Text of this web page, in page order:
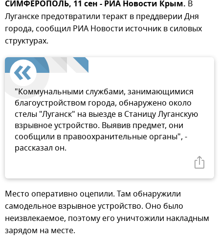
СИМФЕРОПОЛЬ, 11 сен - РИА Новости Крым. В
Луганске предотвратили теракт в преддверии Дня
города, сообщил РИА Новости источник в силовых
структурах.
"Коммунальными службами, занимающимися
благоустройством города, обнаружено около
стелы "Луганск" на выезде в Станицу Луганскую
взрывное устройство. Выявив предмет, они
сообщили в правоохранительные органы", -
рассказал он.
Место оперативно оцепили. Там обнаружили
самодельное взрывное устройство. Оно было
неизвлекаемое, поэтому его уничтожили накладным
зарядом на месте.